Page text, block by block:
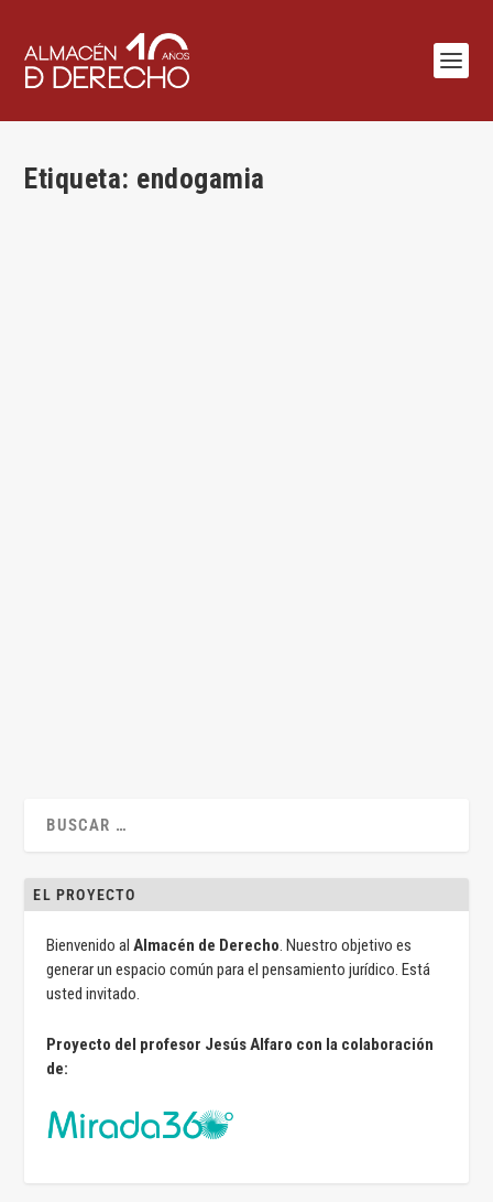
Etiqueta: endogamia
EL PROYECTO
Bienvenido alAlmacén de Derecho. Nuestro objetivo es
generar un espacio común para el pensamiento jurídico. Está
usted invitado.
Proyecto del profesor Jesús Alfaro con la colaboración
de: